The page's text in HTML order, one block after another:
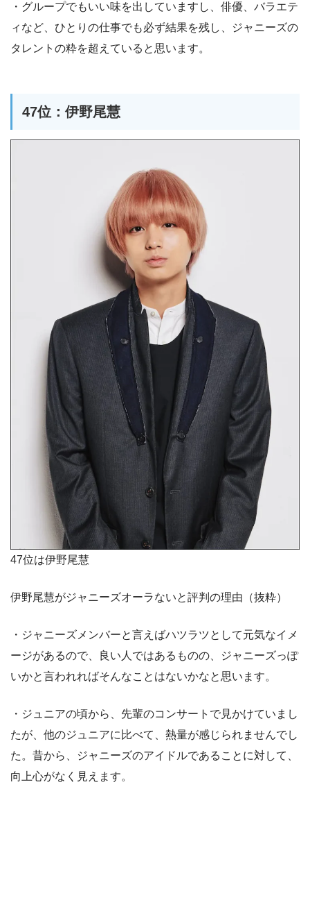
・グループでもいい味を出していますし、俳優、バラエテ
ィなど、ひとりの仕事でも必ず結果を残し、ジャニーズの
タレントの粋を超えていると思います。
47位：伊野尾慧
47位は伊野尾慧
伊野尾慧がジャニーズオーラないと評判の理由（抜粋）
・ジャニーズメンバーと言えばハツラツとして元気なイメ
ージがあるので、良い人ではあるものの、ジャニーズっぽ
いかと言われればそんなことはないかなと思います。
・ジュニアの頃から、先輩のコンサートで見かけていまし
たが、他のジュニアに比べて、熱量が感じられませんでし
た。昔から、ジャニーズのアイドルであることに対して、
向上心がなく見えます。